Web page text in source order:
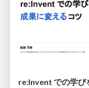
re:Invent での学び